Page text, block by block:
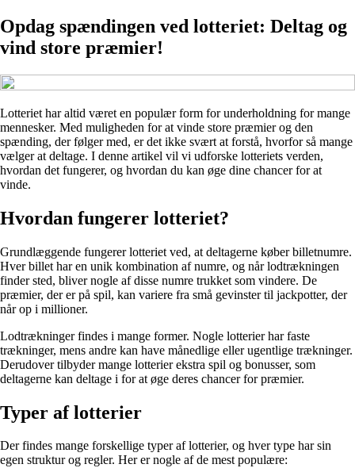
Opdag spændingen ved lotteriet: Deltag og
vind store præmier!
Lotteriet har altid været en populær form for underholdning for mange
mennesker. Med muligheden for at vinde store præmier og den
spænding, der følger med, er det ikke svært at forstå, hvorfor så mange
vælger at deltage. I denne artikel vil vi udforske lotteriets verden,
hvordan det fungerer, og hvordan du kan øge dine chancer for at
vinde.
Hvordan fungerer lotteriet?
Grundlæggende fungerer lotteriet ved, at deltagerne køber billetnumre.
Hver billet har en unik kombination af numre, og når lodtrækningen
finder sted, bliver nogle af disse numre trukket som vindere. De
præmier, der er på spil, kan variere fra små gevinster til jackpotter, der
når op i millioner.
Lodtrækninger findes i mange former. Nogle lotterier har faste
trækninger, mens andre kan have månedlige eller ugentlige trækninger.
Derudover tilbyder mange lotterier ekstra spil og bonusser, som
deltagerne kan deltage i for at øge deres chancer for præmier.
Typer af lotterier
Der findes mange forskellige typer af lotterier, og hver type har sin
egen struktur og regler. Her er nogle af de mest populære: